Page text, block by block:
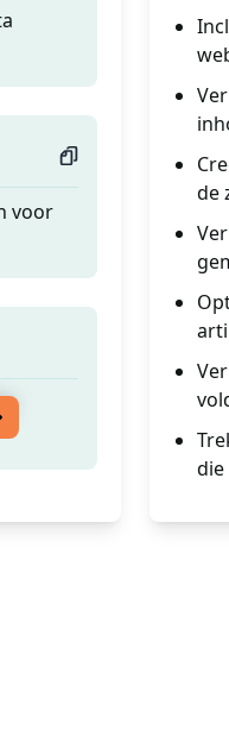
voor
de
die